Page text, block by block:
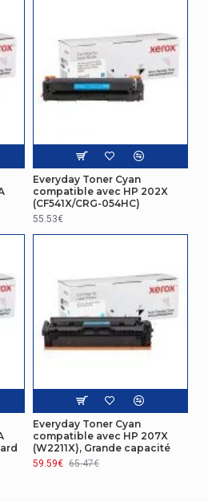
Everyday Toner Cyan
compatible avec HP 202X
(CF541X/CRG-054HC)
55.53€
Everyday Toner Cyan
compatible avec HP 207X
(W2211X), Grande capacité
59.59€ 65.47€